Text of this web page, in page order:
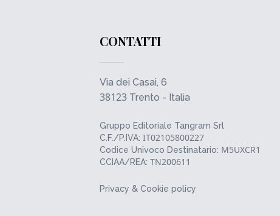
CONTATTI
Via dei Casai, 6
38123 Trento - Italia
Gruppo Editoriale Tangram Srl
C.F./P.IVA: IT02105800227
Codice Univoco Destinatario: M5UXCR1
CCIAA/REA: TN200611
Privacy & Cookie policy